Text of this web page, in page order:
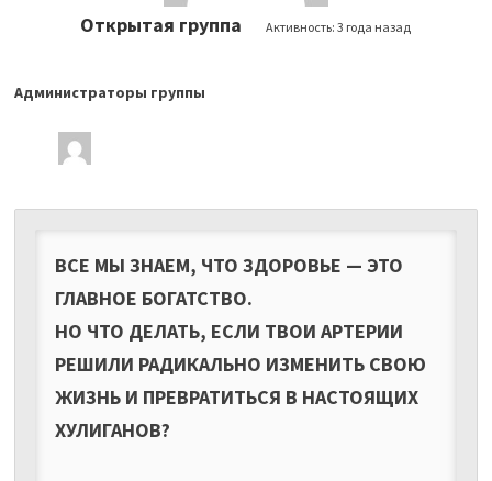
Открытая группа Активность:3 года назад
Лидеры
группы
Администраторы группы
ВСЕ МЫ ЗНАЕМ, ЧТО ЗДОРОВЬЕ — ЭТО
ГЛАВНОЕ БОГАТСТВО.
НО ЧТО ДЕЛАТЬ, ЕСЛИ ТВОИ АРТЕРИИ
РЕШИЛИ РАДИКАЛЬНО ИЗМЕНИТЬ СВОЮ
ЖИЗНЬ И ПРЕВРАТИТЬСЯ В НАСТОЯЩИХ
ХУЛИГАНОВ?